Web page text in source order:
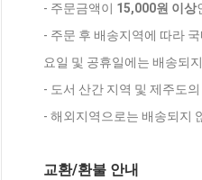
- 주문금액이 15,000원 이상
- 주문 후 배송지역에 따라
요일 및 공휴일에는 배송되
- 도서 산간 지역 및 제주도
- 해외지역으로는 배송되지
교환/환불 안내